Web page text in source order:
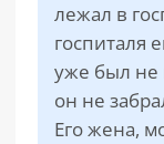
лежал в
госпиталя
уже был не
он не
Его жена,